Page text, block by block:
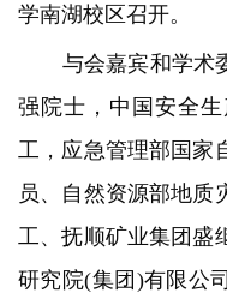
学南湖校区召开。
与会嘉宾和学术
强院士，中国安全
工，应急管理部国家
员、自然资源部地质
工、抚顺矿业集团盛
研究院(集团)有限公